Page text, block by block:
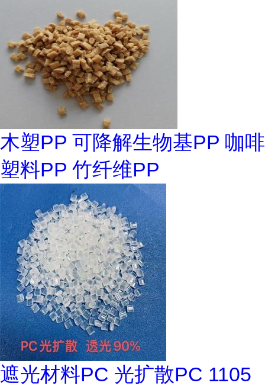
木塑PP 可降解生物基PP 咖啡
塑料PP 竹纤维PP
遮光材料PC 光扩散PC 1105